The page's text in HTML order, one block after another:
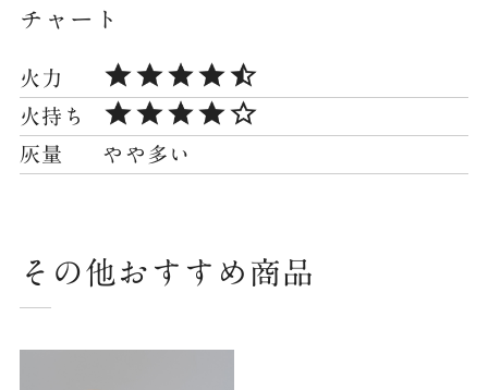
チャート
火力
火持ち
灰量
やや多い
その他おすすめ商品